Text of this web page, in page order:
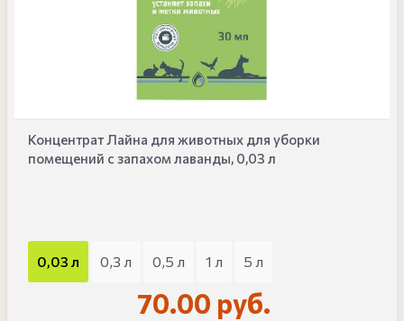
Концентрат Лайна для животных для уборки
помещений с запахом лаванды, 0,03 л
0,03 л 0,3 л 0,5 л 1 л 5 л
70.00 руб.